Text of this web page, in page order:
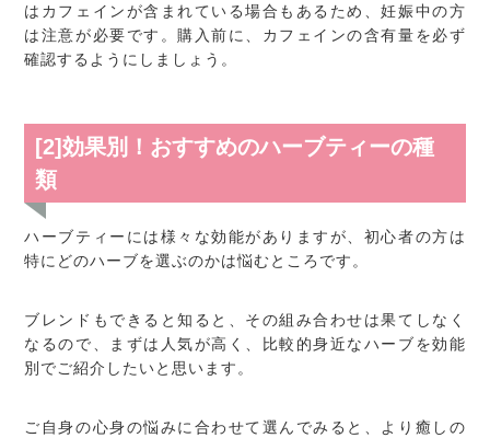
はカフェインが含まれている場合もあるため、妊娠中の方
は注意が必要です。購入前に、カフェインの含有量を必ず
確認するようにしましょう。
[2]効果別！おすすめのハーブティーの種
類
ハーブティーには様々な効能がありますが、初心者の方は
特にどのハーブを選ぶのかは悩むところです。
ブレンドもできると知ると、その組み合わせは果てしなく
なるので、まずは人気が高く、比較的身近なハーブを効能
別でご紹介したいと思います。
ご自身の心身の悩みに合わせて選んでみると、より癒しの